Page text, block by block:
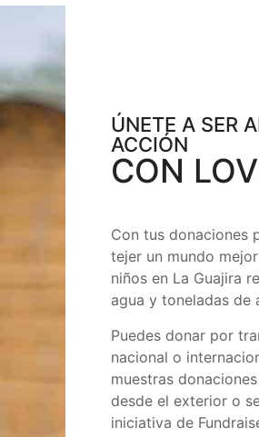
ÚNETE A SER
ACCIÓN
CON
Con tus donaciones
tejer un mundo
niños en La Guajira
agua y toneladas de
Puedes donar por
nacional o
muestras
desde el exterior o
iniciativa de